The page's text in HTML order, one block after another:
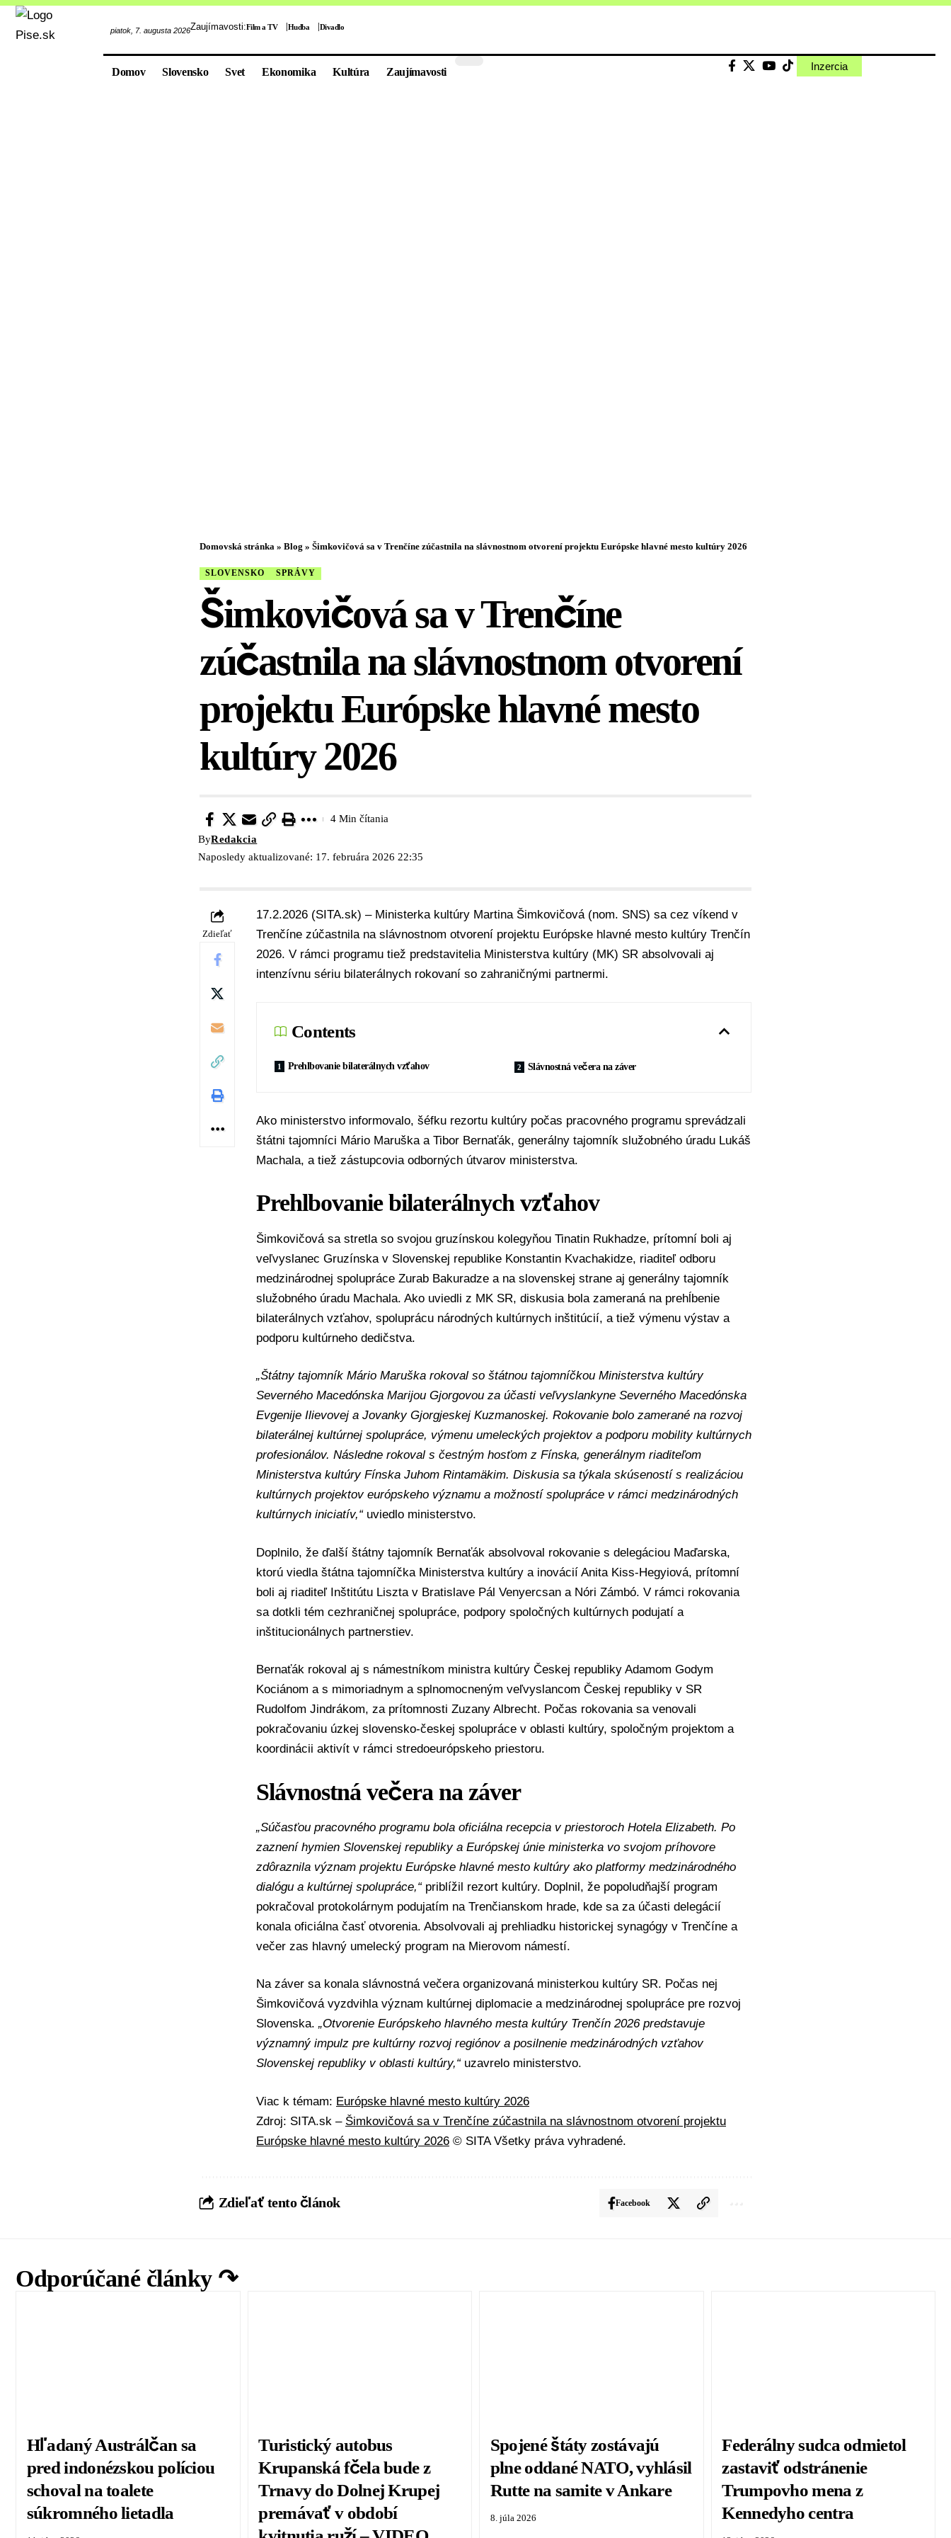
piatok, 7. augusta 2026Zaujímavosti:Film a TV Hudba Divadlo
Domov Slovensko Svet Ekonomika Kultúra Zaujímavosti Inzercia
Domovská stránka » Blog » Šimkovičová sa v Trenčíne zúčastnila na slávnostnom otvorení projektu Európske hlavné mesto kultúry 2026
SLOVENSKO SPRÁVY
Šimkovičová sa v Trenčíne
zúčastnila na slávnostnom otvorení
projektu Európske hlavné mesto
kultúry 2026
Naposledy aktualizované: 17. februára 2026 22:35
ByRedakcia
4 Min čítania
Zdieľať
17.2.2026 (SITA.sk) – Ministerka kultúry Martina Šimkovičová(nom. SNS) sa cez víkend v
Trenčíne zúčastnila na slávnostnom otvorení projektu Európske hlavné mesto kultúry Trenčín
2026. V rámci programu tiež predstavitelia Ministerstva kultúry (MK) SR absolvovali aj
intenzívnu sériu bilaterálnych rokovaní so zahraničnými partnermi.
Contents
Prehlbovanie bilaterálnych vzťahov Slávnostná večera na záver
Ako ministerstvo informovalo, šéfku rezortu kultúry počas pracovného programu sprevádzali
štátni tajomníci Mário Maruška a Tibor Bernaťák, generálny tajomník služobného úradu Lukáš
Machala, a tiež zástupcovia odborných útvarov ministerstva.
Prehlbovanie bilaterálnych vzťahov
Šimkovičová sa stretla so svojou gruzínskou kolegyňou Tinatin Rukhadze, prítomní boli aj
veľvyslanec Gruzínska v Slovenskej republike Konstantin Kvachakidze, riaditeľ odboru
medzinárodnej spolupráce Zurab Bakuradze a na slovenskej strane aj generálny tajomník
služobného úradu Machala. Ako uviedli z MK SR, diskusia bola zameraná na prehĺbenie
bilaterálnych vzťahov, spoluprácu národných kultúrnych inštitúcií, a tiež výmenu výstav a
podporu kultúrneho dedičstva.
„Štátny tajomník Mário Maruška rokoval so štátnou tajomníčkou Ministerstva kultúry
Severného Macedónska Marijou Gjorgovou za účasti veľvyslankyne Severného Macedónska
Evgenije Ilievovej a Jovanky Gjorgjeskej Kuzmanoskej. Rokovanie bolo zamerané na rozvoj
bilaterálnej kultúrnej spolupráce, výmenu umeleckých projektov a podporu mobility kultúrnych
profesionálov. Následne rokoval s čestným hosťom z Fínska, generálnym riaditeľom
Ministerstva kultúry Fínska Juhom Rintamäkim. Diskusia sa týkala skúseností s realizáciou
kultúrnych projektov európskeho významu a možností spolupráce v rámci medzinárodných
kultúrnych iniciatív,“uviedlo ministerstvo.
Doplnilo, že ďalší štátny tajomník Bernaťák absolvoval rokovanie s delegáciou Maďarska,
ktorú viedla štátna tajomníčka Ministerstva kultúry a inovácií Anita Kiss-Hegyiová, prítomní
boli aj riaditeľ Inštitútu Liszta v Bratislave Pál Venyercsan a Nóri Zámbó. V rámci rokovania
sa dotkli tém cezhraničnej spolupráce, podpory spoločných kultúrnych podujatí a
inštitucionálnych partnerstiev.
Bernaťák rokoval aj s námestníkom ministra kultúry Českej republiky Adamom Godym
Kociánom a s mimoriadnym a splnomocneným veľvyslancom Českej republiky v SR
Rudolfom Jindrákom, za prítomnosti Zuzany Albrecht. Počas rokovania sa venovali
pokračovaniu úzkej slovensko-českej spolupráce v oblasti kultúry, spoločným projektom a
koordinácii aktivít v rámci stredoeurópskeho priestoru.
Slávnostná večera na záver
„Súčasťou pracovného programu bola oficiálna recepcia v priestoroch Hotela Elizabeth. Po
zaznení hymien Slovenskej republiky a Európskej únie ministerka vo svojom príhovore
zdôraznila význam projektu Európske hlavné mesto kultúry ako platformy medzinárodného
dialógu a kultúrnej spolupráce,“priblížil rezort kultúry. Doplnil, že popoludňajší program
pokračoval protokolárnym podujatím na Trenčianskom hrade, kde sa za účasti delegácií
konala oficiálna časť otvorenia. Absolvovali aj prehliadku historickej synagógy v Trenčíne a
večer zas hlavný umelecký program na Mierovom námestí.
Na záver sa konala slávnostná večera organizovaná ministerkou kultúry SR. Počas nej
Šimkovičová vyzdvihla význam kultúrnej diplomacie a medzinárodnej spolupráce pre rozvoj
Slovenska. „Otvorenie Európskeho hlavného mesta kultúry Trenčín 2026 predstavuje
významný impulz pre kultúrny rozvoj regiónov a posilnenie medzinárodných vzťahov
Slovenskej republiky v oblasti kultúry,“uzavrelo ministerstvo.
Viac k témam: Európske hlavné mesto kultúry 2026
Zdroj: SITA.sk – Šimkovičová sa v Trenčíne zúčastnila na slávnostnom otvorení projektu
Európske hlavné mesto kultúry 2026 © SITA Všetky práva vyhradené.
Zdieľať tento článok Facebook
Odporúčané články ↷
Hľadaný Austrálčan sa
pred indonézskou políciou
schoval na toalete
súkromného lietadla
Turistický autobus
Krupanská fčela bude z
Trnavy do Dolnej Krupej
premávať v období
Spojené štáty zostávajú
plne oddané NATO, vyhlásil
Rutte na samite v Ankare
8. júla 2026
Federálny sudca odmietol
zastaviť odstránenie
Trumpovho mena z
Kennedyho centra